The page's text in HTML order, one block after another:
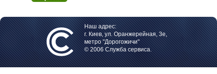
Наш адрес:
г. Киев, ул. Оранжерейная, 3е,
метро "Дорогожичи"
© 2006 Служба сервиса.